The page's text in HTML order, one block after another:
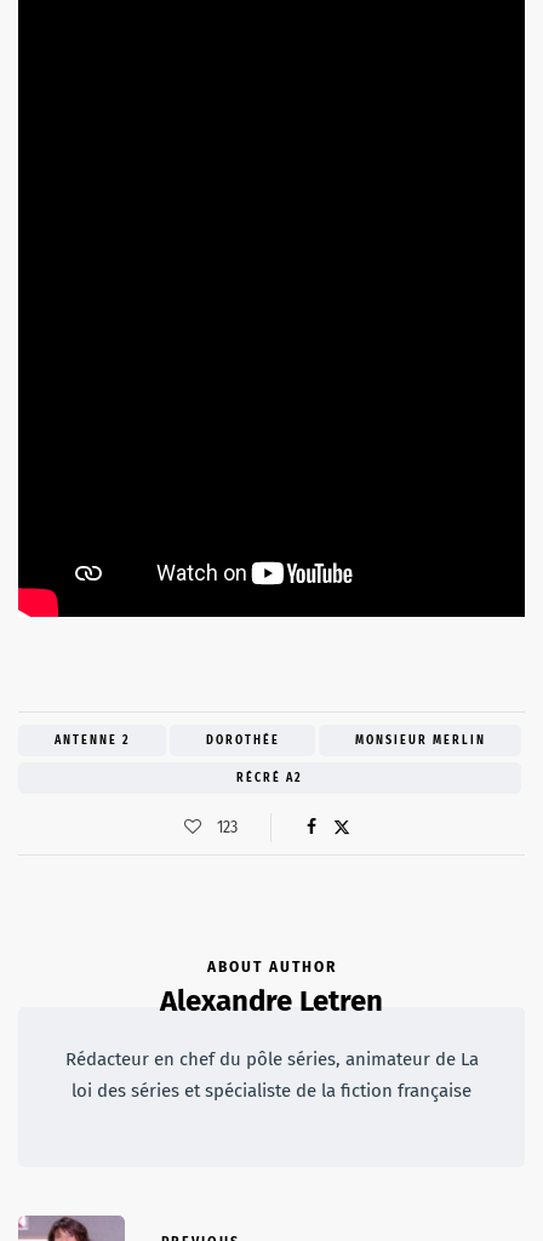
ANTENNE 2 DOROTHÉE MONSIEUR MERLIN
RÉCRÉ A2
123
ABOUT AUTHOR
Alexandre Letren
Rédacteur en chef du pôle séries, animateur de La
loi des séries et spécialiste de la fiction française